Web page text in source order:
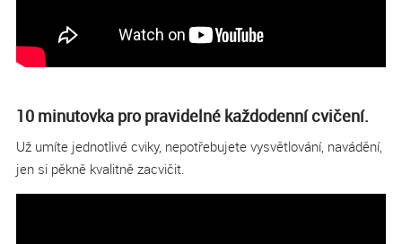
10 minutovka pro pravidelné každodenní cvičení.
Už umíte jednotlivé cviky, nepotřebujete vysvětlování, navádění,
jen si pěkně kvalitně zacvičit.